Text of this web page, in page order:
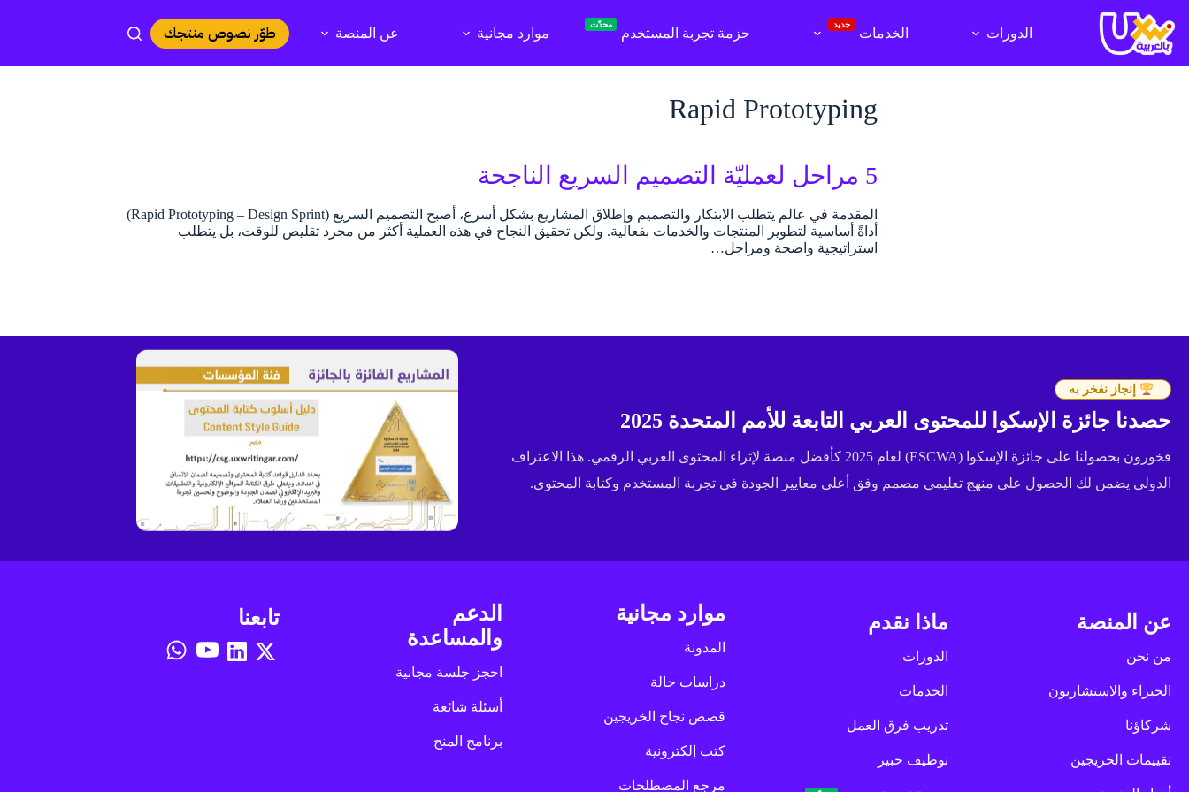
إلى
المحتوى
الدورات الخدمات
جديد
حزمة تجربة المستخدم
محدّث
موارد مجانية عن المنصة طوّر نصوص منتجك
Rapid Prototyping
5 مراحل لعمليّة التصميم السريع الناجحة
المقدمة في عالم يتطلب الابتكار والتصميم وإطلاق المشاريع بشكل أسرع، أصبح التصميم السريع (Rapid Prototyping – Design Sprint)
أداةً أساسية لتطوير المنتجات والخدمات بفعالية. ولكن تحقيق النجاح في هذه العملية أكثر من مجرد تقليص للوقت، بل يتطلب
استراتيجية واضحة ومراحل…
إنجاز نفخر به
حصدنا جائزة الإسكوا للمحتوى العربي التابعة للأمم المتحدة 2025
فخورون بحصولنا على جائزة الإسكوا (ESCWA) لعام 2025 كأفضل منصة لإثراء المحتوى العربي الرقمي. هذا الاعتراف
الدولي يضمن لك الحصول على منهج تعليمي مصمم وفق أعلى معايير الجودة في تجربة المستخدم وكتابة المحتوى.
عن المنصة
من نحن
الخبراء والاستشاريون
شركاؤنا
تقييمات الخريجين
ماذا نقدم
الدورات
الخدمات
تدريب فرق العمل
توظيف خبير
موارد مجانية
المدونة
دراسات حالة
قصص نجاح الخريجين
كتب إلكترونية
مرجع المصطلحات
الدعم
والمساعدة
احجز جلسة مجانية
أسئلة شائعة
برنامج المنح
تابعنا